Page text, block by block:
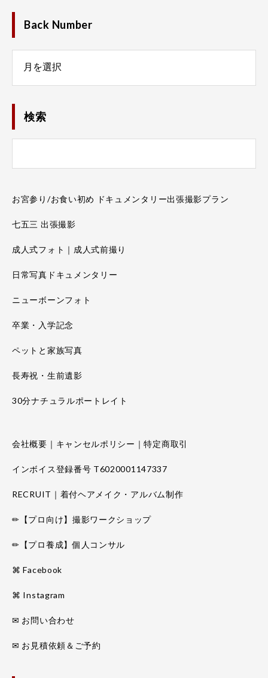
Back Number
検索
お宮参り/お食い初め ドキュメンタリー出張撮影プラン
七五三 出張撮影
成人式フォト｜成人式前撮り
日常写真ドキュメンタリー
ニューボーンフォト
卒業・入学記念
ペットと家族写真
長寿祝・生前遺影
30分ナチュラルポートレイト
会社概要｜キャンセルポリシー｜特定商取引
インボイス登録番号 T6020001147337
RECRUIT｜着付ヘアメイク・アルバム制作
✏【プロ向け】撮影ワークショップ
✏【プロ養成】個人コンサル
⌘ Facebook
⌘ Instagram
✉ お問い合わせ
✉ お見積依頼＆ご予約